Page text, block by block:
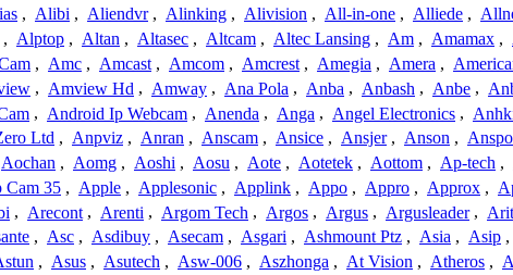
, Alibi , Aliendvr , Alinking , Alivision , All-in-one , Alliede ,
, Alptop , Altan , Altasec , Altcam , Altec Lansing , Am , Amamax ,
, Amc , Amcast , Amcom , Amcrest , Amegia , Amera ,
, Amview Hd , Amway , Ana Pola , Anba , Anbash , Anbe ,
, Android Ip Webcam , Anenda , Anga , Angel Electronics ,
Ltd , Anpviz , Anran , Anscam , Ansice , Ansjer , Anson , Anspo
Aochan , Aomg , Aoshi , Aosu , Aote , Aotetek , Aottom , Ap-tech ,
Cam 35 , Apple , Applesonic , Applink , Appo , Appro , Approx ,
, Arecont , Arenti , Argom Tech , Argos , Argus , Argusleader , Arit
, Asc , Asdibuy , Asecam , Asgari , Ashmount Ptz , Asia , Asip ,
, Asus , Asutech , Asw-006 , Aszhonga , At Vision , Atheros ,